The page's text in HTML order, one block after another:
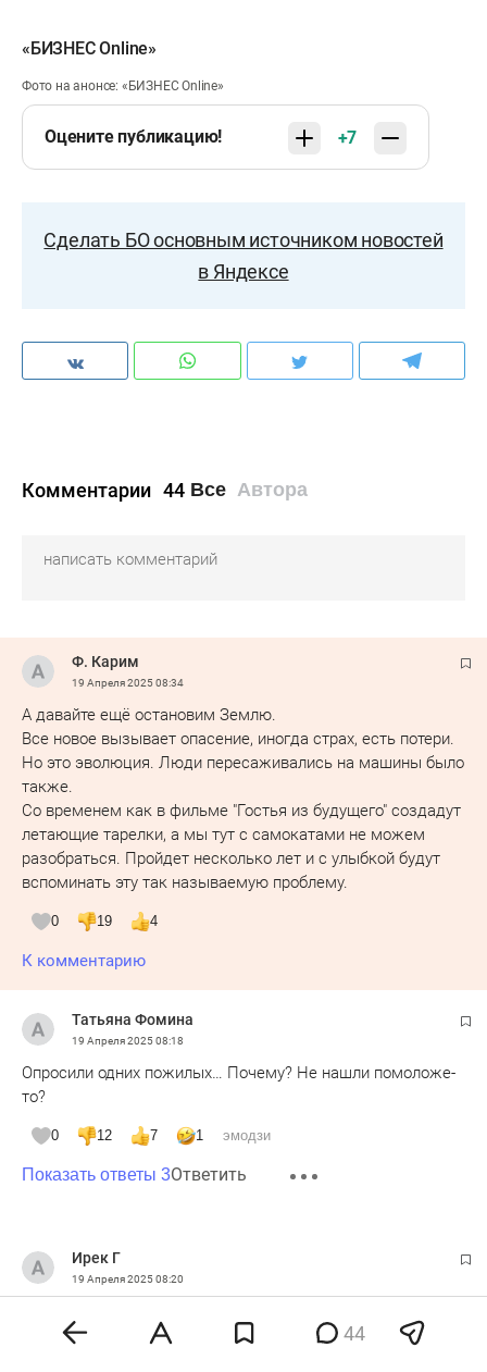
«БИЗНЕС Online»
Фото на анонсе: «БИЗНЕС Online»
Оцените публикацию! +7
Сделать БО основным источником новостей
в Яндексе
Комментарии 44 Все Автора
Ф. Карим
19 Апреля 202508:34
А давайте ещё остановим Землю.
Все новое вызывает опасение, иногда страх, есть потери.
Но это эволюция. Люди пересаживались на машины было
также.
Со временем как в фильме "Гостья из будущего" создадут
летающие тарелки, а мы тут с самокатами не можем
разобраться. Пройдет несколько лет и с улыбкой будут
вспоминать эту так называемую проблему.
0 19 4
К комментарию
Татьяна Фомина
19 Апреля 202508:18
Опросили одних пожилых… Почему? Не нашли помоложе-
то?
0 12 7 1 эмодзи
Показать ответы 3Ответить
Ирек Г
19 Апреля 202508:20
3
44